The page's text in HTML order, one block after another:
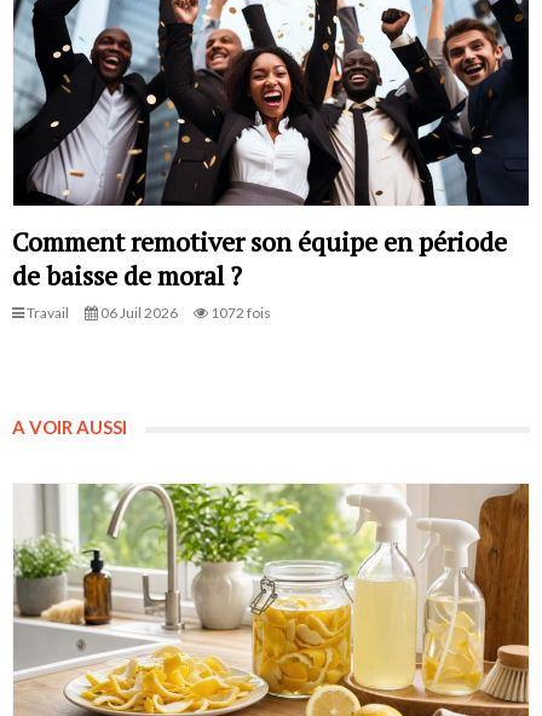
Comment remotiver son équipe en période
de baisse de moral ?
Travail 06 Juil 2026 1072 fois
A VOIR AUSSI